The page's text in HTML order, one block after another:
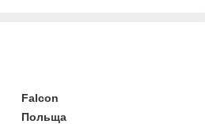
Falcon
Польща